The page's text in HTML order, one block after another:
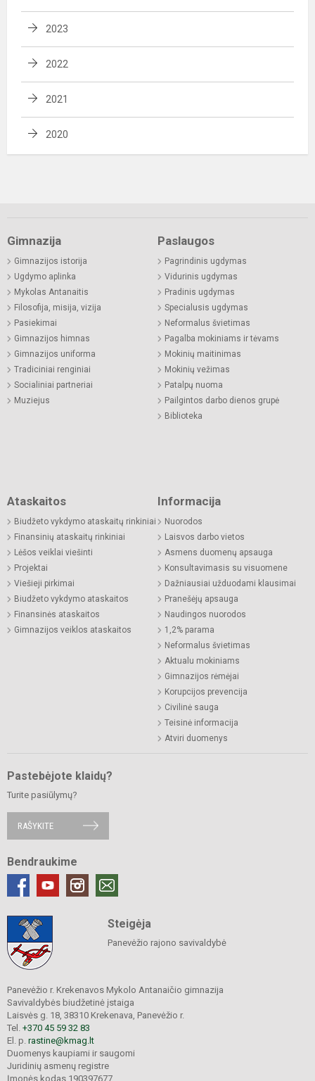
2023
2022
2021
2020
Gimnazija
Gimnazijos istorija
Ugdymo aplinka
Mykolas Antanaitis
Filosofija, misija, vizija
Pasiekimai
Gimnazijos himnas
Gimnazijos uniforma
Tradiciniai renginiai
Socialiniai partneriai
Muziejus
Paslaugos
Pagrindinis ugdymas
Vidurinis ugdymas
Pradinis ugdymas
Specialusis ugdymas
Neformalus švietimas
Pagalba mokiniams ir tėvams
Mokinių maitinimas
Mokinių vežimas
Patalpų nuoma
Pailgintos darbo dienos grupė
Biblioteka
Ataskaitos
Biudžeto vykdymo ataskaitų rinkiniai
Finansinių ataskaitų rinkiniai
Lėšos veiklai viešinti
Projektai
Viešieji pirkimai
Biudžeto vykdymo ataskaitos
Finansinės ataskaitos
Gimnazijos veiklos ataskaitos
Informacija
Nuorodos
Laisvos darbo vietos
Asmens duomenų apsauga
Konsultavimasis su visuomene
Dažniausiai užduodami klausimai
Pranešėjų apsauga
Naudingos nuorodos
1,2% parama
Neformalus švietimas
Aktualu mokiniams
Gimnazijos rėmėjai
Korupcijos prevencija
Civilinė sauga
Teisinė informacija
Atviri duomenys
Pastebėjote klaidų?
Turite pasiūlymų?
RAŠYKITE
Bendraukime
Steigėja
Panevėžio rajono savivaldybė
Panevėžio r. Krekenavos Mykolo Antanaičio gimnazija
Savivaldybės biudžetinė įstaiga
Laisvės g. 18, 38310 Krekenava, Panevėžio r.
Tel. +370 45 59 32 83
El. p. rastine@kmag.lt
Duomenys kaupiami ir saugomi
Juridinių asmenų registre
Įmonės kodas 190397677